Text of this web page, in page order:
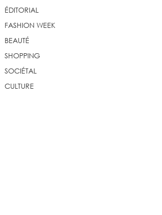
ÉDITORIAL
FASHION WEEK
BEAUTÉ
SHOPPING
SOCIÉTAL
CULTURE